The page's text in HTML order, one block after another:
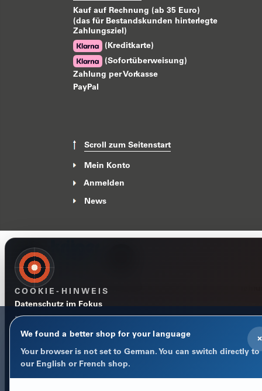
Kauf auf Rechnung (ab 35 Euro)
(das für Bestandskunden hinterlegte
Zahlungsziel)
(Kreditkarte)
(Sofortüberweisung)
Zahlung per Vorkasse
PayPal
Scroll zum Seitenstart
Mein Konto
Anmelden
News
Impressum Datenschutzerklärung
×
We found a better shop for your language
Your browser is not set to German. You can switch directly to
our English or French shop.
COOKIE-HINWEIS
Datenschutz im Fokus
Notwendige Cookies halten Warenkorb, Sprache und
stabil. Optionale Statistik-Cookies helfen uns, den Shop
Datenschutzerklärung